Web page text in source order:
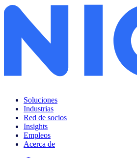
Soluciones
Industrias
Red de socios
Insights
Empleos
Acerca de